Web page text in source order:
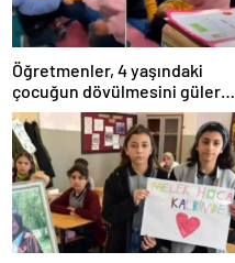
Öğretmenler, 4 yaşındaki
çocuğun dövülmesini gülerek
izledi